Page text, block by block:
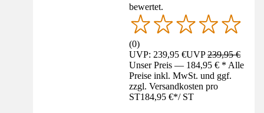
bewertet.
(0)
UVP: 239,95 €UVP239,95 €
Unser Preis — 184,95 € * Alle
Preise inkl. MwSt. und ggf.
zzgl. Versandkosten pro
ST184,95 €*/ ST